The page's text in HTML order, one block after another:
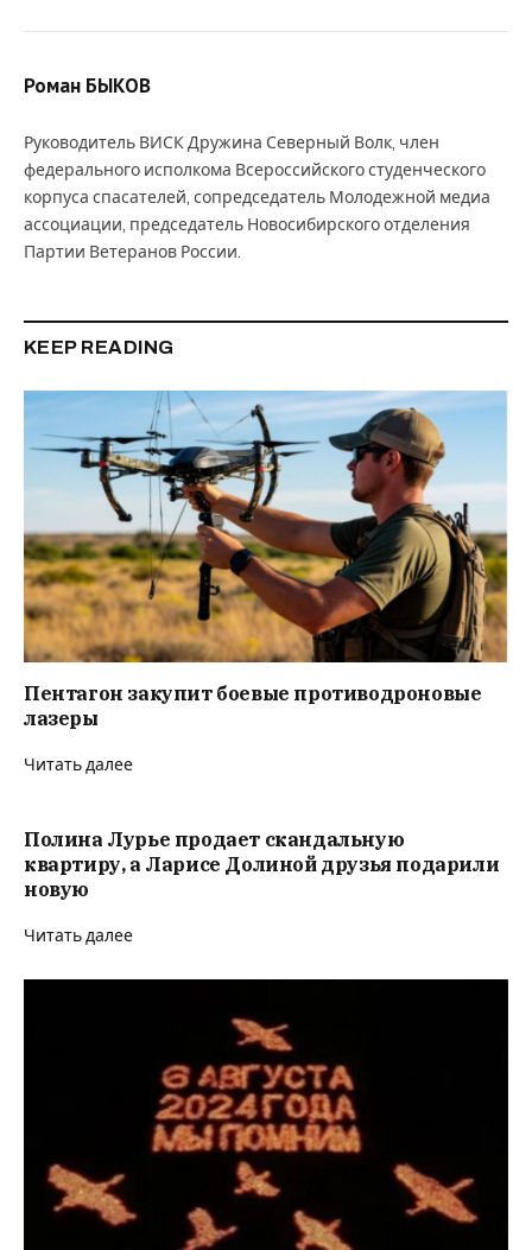
Роман БЫКОВ
Руководитель ВИСК Дружина Северный Волк, член
федерального исполкома Всероссийского студенческого
корпуса спасателей, сопредседатель Молодежной медиа
ассоциации, председатель Новосибирского отделения
Партии Ветеранов России.
KEEP READING
Пентагон закупит боевые противодроновые
лазеры
Читать далее
Полина Лурье продает скандальную
квартиру, а Ларисе Долиной друзья подарили
новую
Читать далее